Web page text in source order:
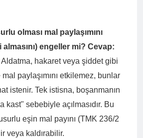
olması mal paylaşımını
engeller mi? Cevap:
Aldatma, hakaret veya şiddet gibi
paylaşımını etkilemez, bunlar
istenir. Tek istisna, boşanmanın
kast" sebebiyle açılmasıdır. Bu
eşin mal payını (TMK 236/2
veya kaldırabilir.